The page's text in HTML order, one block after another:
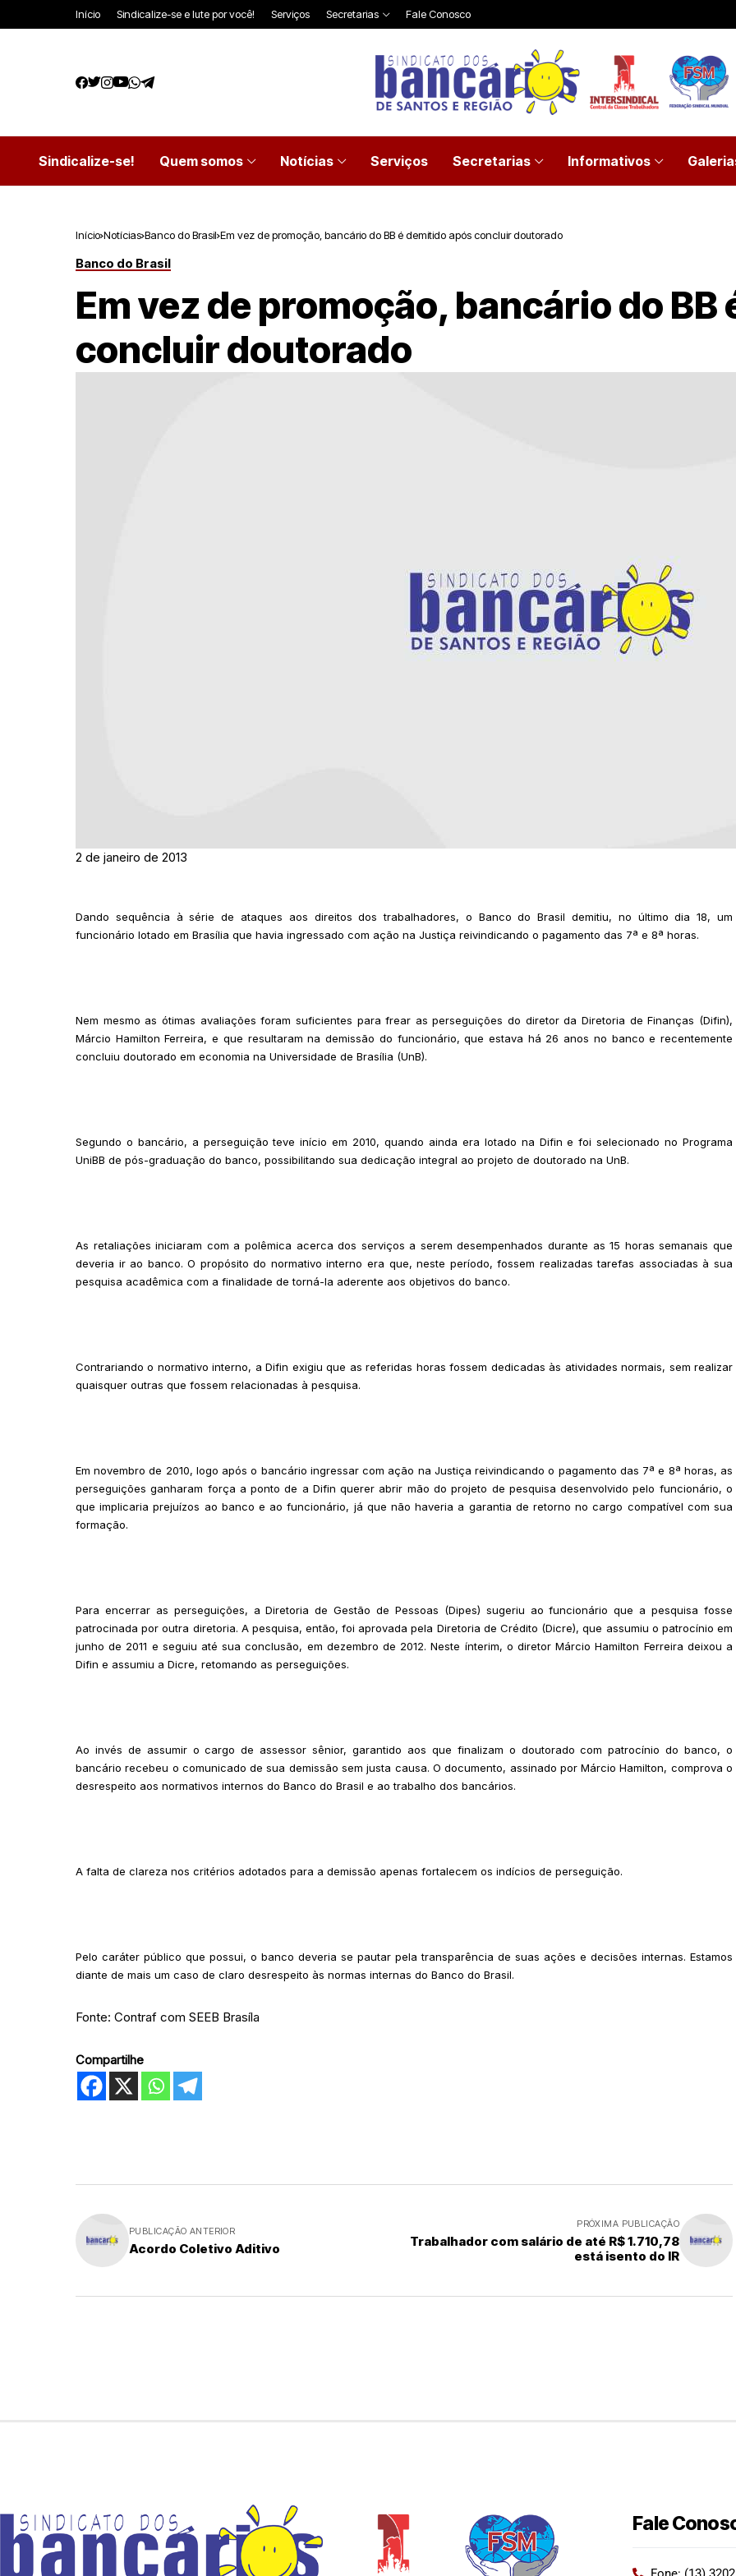
Início Sindicalize-se e lute por você! Serviços Secretarias Fale Conosco
Sindicalize-se! Quem somos Notícias Serviços Secretarias Informativos
Início Notícias Banco do Brasil Em vez de promoção, bancário do BB é demitido após concluir doutorado
Banco do Brasil
Em vez de promoção, bancário do
concluir doutorado
2 de janeiro de 2013
Dando sequência à série de ataques aos direitos dos trabalhadores, o Banco do Brasil demitiu, no último dia 18, um
funcionário lotado em Brasília que havia ingressado com ação na Justiça reivindicando o pagamento das 7ª e 8ª horas.
Nem mesmo as ótimas avaliações foram suficientes para frear as perseguições do diretor da Diretoria de Finanças (Difin),
Márcio Hamilton Ferreira, e que resultaram na demissão do funcionário, que estava há 26 anos no banco e recentemente
concluiu doutorado em economia na Universidade de Brasília (UnB).
Segundo o bancário, a perseguição teve início em 2010, quando ainda era lotado na Difin e foi selecionado no Programa
UniBB de pós-graduação do banco, possibilitando sua dedicação integral ao projeto de doutorado na UnB.
As retaliações iniciaram com a polêmica acerca dos serviços a serem desempenhados durante as 15 horas semanais que
deveria ir ao banco. O propósito do normativo interno era que, neste período, fossem realizadas tarefas associadas à sua
pesquisa acadêmica com a finalidade de torná-la aderente aos objetivos do banco.
Contrariando o normativo interno, a Difin exigiu que as referidas horas fossem dedicadas às atividades normais, sem realizar
quaisquer outras que fossem relacionadas à pesquisa.
Em novembro de 2010, logo após o bancário ingressar com ação na Justiça reivindicando o pagamento das 7ª e 8ª horas, as
perseguições ganharam força a ponto de a Difin querer abrir mão do projeto de pesquisa desenvolvido pelo funcionário, o
que implicaria prejuízos ao banco e ao funcionário, já que não haveria a garantia de retorno no cargo compatível com sua
formação.
Para encerrar as perseguições, a Diretoria de Gestão de Pessoas (Dipes) sugeriu ao funcionário que a pesquisa fosse
patrocinada por outra diretoria. A pesquisa, então, foi aprovada pela Diretoria de Crédito (Dicre), que assumiu o patrocínio em
junho de 2011 e seguiu até sua conclusão, em dezembro de 2012. Neste ínterim, o diretor Márcio Hamilton Ferreira deixou a
Difin e assumiu a Dicre, retomando as perseguições.
Ao invés de assumir o cargo de assessor sênior, garantido aos que finalizam o doutorado com patrocínio do banco, o
bancário recebeu o comunicado de sua demissão sem justa causa. O documento, assinado por Márcio Hamilton, comprova o
desrespeito aos normativos internos do Banco do Brasil e ao trabalho dos bancários.
A falta de clareza nos critérios adotados para a demissão apenas fortalecem os indícios de perseguição.
Pelo caráter público que possui, o banco deveria se pautar pela transparência de suas ações e decisões internas. Estamos
diante de mais um caso de claro desrespeito às normas internas do Banco do Brasil.
Fonte: Contraf com SEEB Brasíla
Compartilhe
PUBLICAÇÃO ANTERIOR
Acordo Coletivo Aditivo
PRÓXIMA PUBLICAÇÃO
Trabalhador com salário de até R$ 1.710,78
está isento do IR
Fale